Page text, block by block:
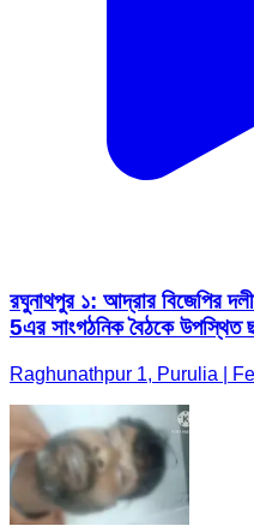
রঘুনাথপুর ১: আদ্রার বিজেপির
5এর সাংগঠনিক বৈঠকে উপস্থিত
Raghunathpur 1, Purulia |